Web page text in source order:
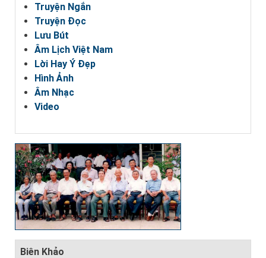
Truyện Ngắn
Truyện Đọc
Lưu Bút
Âm Lịch Việt Nam
Lời Hay Ý Đẹp
Hình Ảnh
Âm Nhạc
Video
Biên Khảo